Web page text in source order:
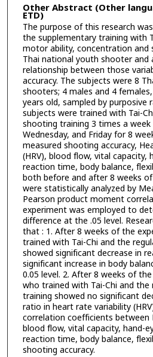
Other Abstract (Other
ETD)
The purpose of this research
the supplementary training with
motor ability, concentration and
Thai national youth shooter
relationship between those
accuracy. The subjects were 8
shooters; 4 males and 4
years old, sampled by purposive
subjects were trained with Tai-
shooting training 3 times a week
Wednesday, and Friday for 8
measured shooting accuracy,
(HRV), blood flow, vital capacity,
reaction time, body balance,
both before and after 8 weeks
were statistically analyzed by
Pearson product moment
experiment was employed to
difference at the .05 level.
that : 1. After 8 weeks of the
trained with Tai-Chi and the
showed significant decrease in
significant increase in body
0.05 level. 2. After 8 weeks of
who trained with Tai-Chi and the
training showed no significant
ratio in heart rate variability
correlation coefficients between
blood flow, vital capacity, hand-
reaction time, body balance,
shooting accuracy.